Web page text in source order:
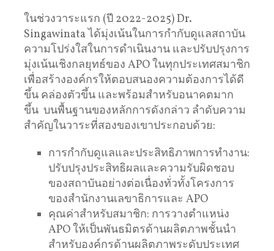
ในช่วงวาระแรก (ปี 2022-2025) Dr.
Singawinata ได้มุ่งเน้นในการกำกับดูแลสถาบัน
ความโปร่งใสในการดำเนินงาน และปรับปรุงการ
มุ่งเน้นเชิงกลยุทธ์ของ APO ในทุกประเทศสมาชิก
เพื่อสร้างองค์กรให้ตอบสนองความต้องการได้ดี
ขึ้น คล่องตัวขึ้น และพร้อมสำหรับอนาคตมาก
ขึ้น บนพื้นฐานของหลักการดังกล่าว ลำดับความ
สำคัญในวาระที่สองของเขาประกอบด้วย:
การกำกับดูแลและประสิทธิภาพการทำงาน:
ปรับปรุงประสิทธิผลและความรับผิดชอบ
ของสถาบันอย่างต่อเนื่องทั่วทั้งโครงการ
ของสำนักงานเลขาธิการและ APO
คุณค่าสำหรับสมาชิก: การวางตำแหน่ง
APO ให้เป็นพันธมิตรด้านผลิตภาพชั้นนำ
สำหรับองค์กรด้านผลิตภาพระดับประเทศ